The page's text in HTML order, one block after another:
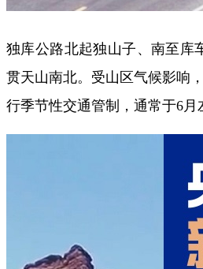
独库公路北起独山子、南至库
贯天山南北。受山区气候影响
行季节性交通管制，通常于6月